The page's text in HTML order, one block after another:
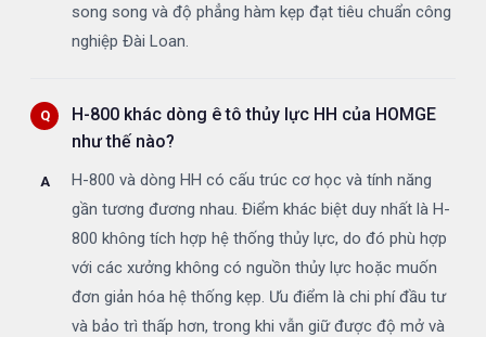
song song và độ phẳng hàm kẹp đạt tiêu chuẩn công
nghiệp Đài Loan.
H-800 khác dòng ê tô thủy lực HH của HOMGE
như thế nào?
H-800 và dòng HH có cấu trúc cơ học và tính năng
gần tương đương nhau. Điểm khác biệt duy nhất là H-
800 không tích hợp hệ thống thủy lực, do đó phù hợp
với các xưởng không có nguồn thủy lực hoặc muốn
đơn giản hóa hệ thống kẹp. Ưu điểm là chi phí đầu tư
và bảo trì thấp hơn, trong khi vẫn giữ được độ mở và